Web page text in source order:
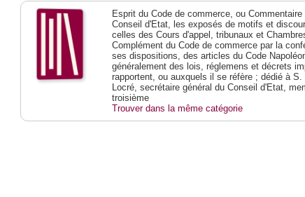
Esprit du Code de commerce, ou
Conseil d'Etat, les exposés de motifs et
celles des Cours d'appel, tribunaux et
Complément du Code de commerce par la
ses dispositions, des articles du Code
généralement des lois, réglemens et décrets
rapportent, ou auxquels il se réfère ; dédié à
Locré, secrétaire général du Conseil d'Etat,
troisième
Trouver dans la même catégorie